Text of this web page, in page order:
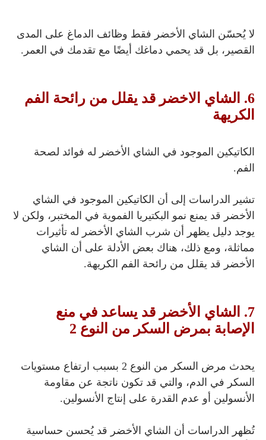
لا يُحسّن الشاي الأخضر فقط وظائف الدماغ على المدى
القصير، بل قد يحمي دماغك أيضًا مع تقدمك في العمر.
6. الشاي الاخضر قد يقلل من رائحة الفم
الكريهة
الكاتيكين الموجود في الشاي الأخضر له فوائد لصحة
الفم.
تشير الدراسات إلى أن الكاتيكين الموجود في الشاي
الأخضر قد يمنع نمو البكتيريا الفموية في المختبر، ولكن لا
يوجد دليل يظهر أن شرب الشاي الأخضر له تأثيرات
مماثلة، ومع ذلك، هناك بعض الأدلة على أن الشاي
الأخضر قد يقلل من رائحة الفم الكريهة.
7. الشاي الأخضر قد يساعد في منع
الإصابة بمرض السكر من النوع 2
يحدث مرض السكر من النوع 2 بسبب ارتفاع مستويات
السكر في الدم، والتي قد تكون ناتجة عن مقاومة
الأنسولين أو عدم القدرة على إنتاج الأنسولين.
تُظهر الدراسات أن الشاي الأخضر قد يُحسن حساسية